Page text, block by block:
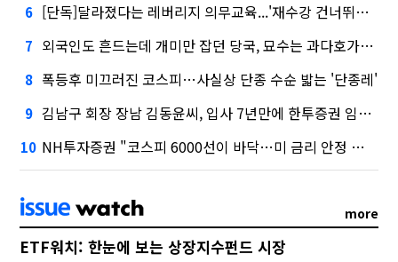
6 [단독]달라졌다는 레버리지 의무교육...'재수강 건너뛰기' 허점
7 외국인도 흔드는데 개미만 잡던 당국, 묘수는 과다호가부담금?
8 폭등후 미끄러진 코스피…사실상 단종 수순 밟는 '단종레'
9 김남구 회장 장남 김동윤씨, 입사 7년만에 한투증권 임원 승진
10 NH투자증권 "코스피 6000선이 바닥…미 금리 안정 후 추가 회복"
more
ETF워치: 한눈에 보는 상장지수펀드 시장